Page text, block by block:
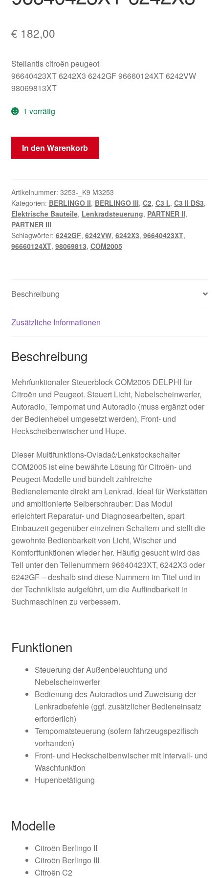
€ 182,00
Stellantis citroën peugeot
96640423XT 6242X3 6242GF 96660124XT 6242VW
98069813XT
1 vorrätig
Lenkstockschalter
Citroën
6242X3
Menge
In den Warenkorb
Artikelnummer: 3253-_K9 M3253
Kategorien: BERLINGO II, BERLINGO III, C2, C3 I., C3 II DS3,
Elektrische Bauteile, Lenkradsteuerung, PARTNER II,
PARTNER III
Schlagwörter: 6242GF, 6242VW, 6242X3, 96640423XT,
96660124XT, 98069813, COM2005
Beschreibung
Zusätzliche Informationen
Beschreibung
Mehrfunktionaler Steuerblock COM2005 DELPHI für
Citroën und Peugeot. Steuert Licht, Nebelscheinwerfer,
Autoradio, Tempomat und Autoradio (muss ergänzt oder
der Bedienhebel umgesetzt werden), Front- und
Heckscheibenwischer und Hupe.
Dieser Multifunktions-Ovladač/Lenkstockschalter
COM2005 ist eine bewährte Lösung für Citroën- und
Peugeot-Modelle und bündelt zahlreiche
Bedienelemente direkt am Lenkrad. Ideal für Werkstätten
und ambitionierte Selberschrauber: Das Modul
erleichtert Reparatur- und Diagnosearbeiten, spart
Einbauzeit gegenüber einzelnen Schaltern und stellt die
gewohnte Bedienbarkeit von Licht, Wischer und
Komfortfunktionen wieder her. Häufig gesucht wird das
Teil unter den Teilenummern 96640423XT, 6242X3 oder
6242GF – deshalb sind diese Nummern im Titel und in
der Technikliste aufgeführt, um die Auffindbarkeit in
Suchmaschinen zu verbessern.
Funktionen
Steuerung der Außenbeleuchtung und
Nebelscheinwerfer
Bedienung des Autoradios und Zuweisung der
Lenkradbefehle (ggf. zusätzlicher Bedieneinsatz
erforderlich)
Tempomatsteuerung (sofern fahrzeugspezifisch
vorhanden)
Front- und Heckscheibenwischer mit Intervall- und
Waschfunktion
Hupenbetätigung
Modelle
Citroën Berlingo II
Citroën Berlingo III
Citroën C2